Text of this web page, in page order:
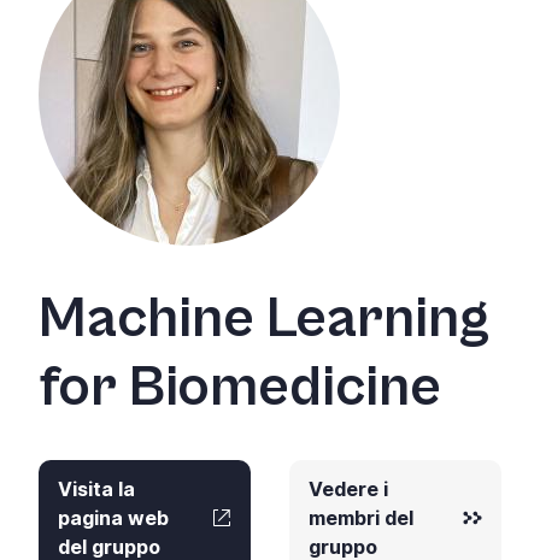
Machine Learning
for Biomedicine
Visita la
pagina web
del gruppo
Vedere i
membri del
gruppo